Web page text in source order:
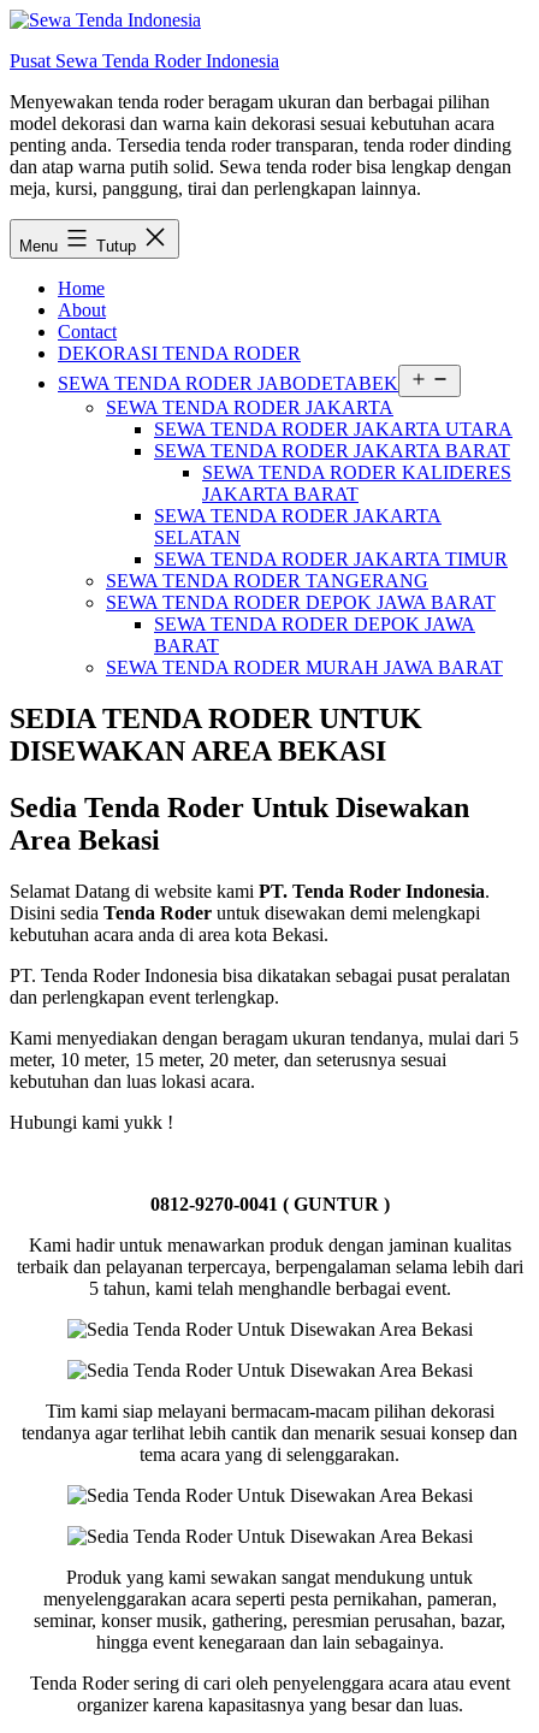
Lewati
konten
Pusat Sewa Tenda Roder Indonesia
Menyewakan tenda roder beragam ukuran dan berbagai pilihan
model dekorasi dan warna kain dekorasi sesuai kebutuhan acara
penting anda. Tersedia tenda roder transparan, tenda roder dinding
dan atap warna putih solid. Sewa tenda roder bisa lengkap dengan
meja, kursi, panggung, tirai dan perlengkapan lainnya.
Menu Tutup
Home
About
Contact
DEKORASI TENDA RODER
SEWA TENDA RODER JABODETABEK
menu
SEWA TENDA RODER JAKARTA
SEWA TENDA RODER JAKARTA UTARA
SEWA TENDA RODER JAKARTA BARAT
SEWA TENDA RODER KALIDERES
JAKARTA BARAT
SEWA TENDA RODER JAKARTA
SELATAN
SEWA TENDA RODER JAKARTA TIMUR
SEWA TENDA RODER TANGERANG
SEWA TENDA RODER DEPOK JAWA BARAT
SEWA TENDA RODER DEPOK JAWA
BARAT
SEWA TENDA RODER MURAH JAWA BARAT
SEDIA TENDA RODER UNTUK
DISEWAKAN AREA BEKASI
Sedia Tenda Roder Untuk Disewakan
Area Bekasi
Selamat Datang di website kami PT. Tenda Roder Indonesia.
Disini sedia Tenda Roder untuk disewakan demi melengkapi
kebutuhan acara anda di area kota Bekasi.
PT. Tenda Roder Indonesia bisa dikatakan sebagai pusat peralatan
dan perlengkapan event terlengkap.
Kami menyediakan dengan beragam ukuran tendanya, mulai dari 5
meter, 10 meter, 15 meter, 20 meter, dan seterusnya sesuai
kebutuhan dan luas lokasi acara.
Hubungi kami yukk !
0812-9270-0041 ( GUNTUR )
Kami hadir untuk menawarkan produk dengan jaminan kualitas
terbaik dan pelayanan terpercaya, berpengalaman selama lebih dari
5 tahun, kami telah menghandle berbagai event.
Tim kami siap melayani bermacam-macam pilihan dekorasi
tendanya agar terlihat lebih cantik dan menarik sesuai konsep dan
tema acara yang di selenggarakan.
Produk yang kami sewakan sangat mendukung untuk
menyelenggarakan acara seperti pesta pernikahan, pameran,
seminar, konser musik, gathering, peresmian perusahan, bazar,
hingga event kenegaraan dan lain sebagainya.
Tenda Roder sering di cari oleh penyelenggara acara atau event
organizer karena kapasitasnya yang besar dan luas.